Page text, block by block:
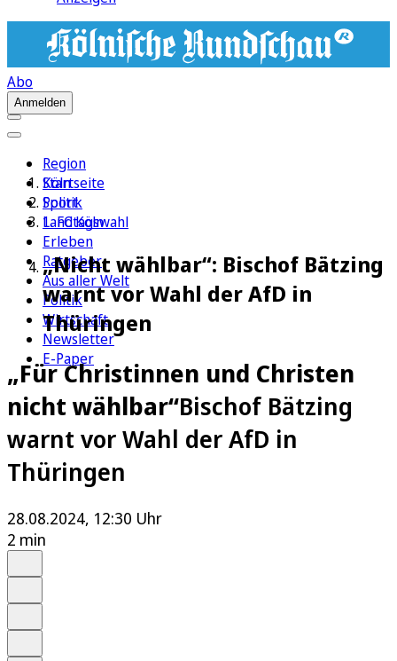
Abo
Anmelden
Region
Köln
Sport
1. FC Köln
Erleben
Ratgeber
Aus aller Welt
Politik
Wirtschaft
Newsletter
E-Paper
Startseite
Politik
Landtagswahl
„Nicht wählbar“: Bischof Bätzing
warnt vor Wahl der AfD in
Thüringen
„Für Christinnen und Christen
nicht wählbar“Bischof Bätzing
warnt vor Wahl der AfD in
Thüringen
28.08.2024, 12:30 Uhr
2 min